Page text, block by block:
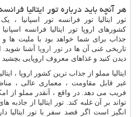
هر آنچه باید درباره تور ایتالیا
تور ایتالیا تور فرانسه تور اسپانیا ،
کشورهای اروپا تور ایتالیا فرانسه
جذاب برای شما خواهد بود با ملیت
تاریخی غنی آن ها درتور اروپا آشنا شوید.
دیدن کنید و غذاهای معروف اروپایی بچشید
ایتالیا مملو از جذاب ترین کشور اروپا ،
غیر قابل مقاومت ، معماری عالی ،
فریب می دهد. در واقع ، آنقدر مملو از
تواند بر آن غلبه کند. تور ایتالیا از جاذبه
انگیز است اگر قصد سفر با تور ایتالیا